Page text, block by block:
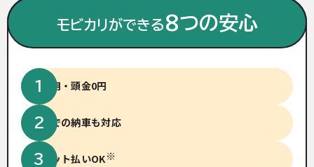
※車両写真は有料色(別途費用)
の場合がございます。
モビカリができる 8つの安心
初期費用・頭金0円
短納期での納車も対応
クレジット払いOK※